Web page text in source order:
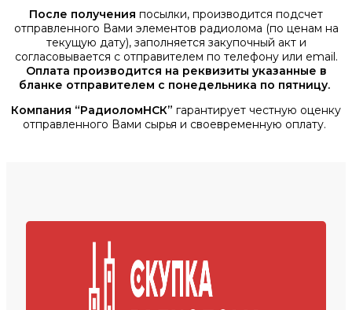
После получения посылки, производится подсчет
отправленного Вами элементов радиолома (по ценам на
текущую дату), заполняется закупочный акт и
согласовывается с отправителем по телефону или email.
Оплата производится на реквизиты указанные в
бланке отправителем с понедельника по пятницу.
Компания “РадиоломНСК” гарантирует честную оценку
отправленного Вами сырья и своевременную оплату.